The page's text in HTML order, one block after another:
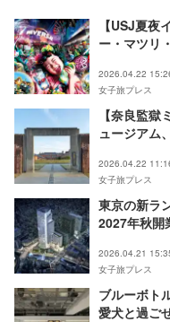
【USJ夏夜
ー・マツリ
2026.04.22
女子旅プレス
【奈良監
ュージアム
2026.04.22
女子旅プレス
東京の新ラ
2027年秋開
2026.04.21
女子旅プレス
ブルーボト
愛犬と過ご